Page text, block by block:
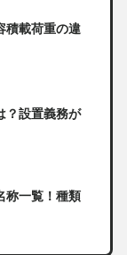
積載荷重の違
？設置義務が
称一覧！種類